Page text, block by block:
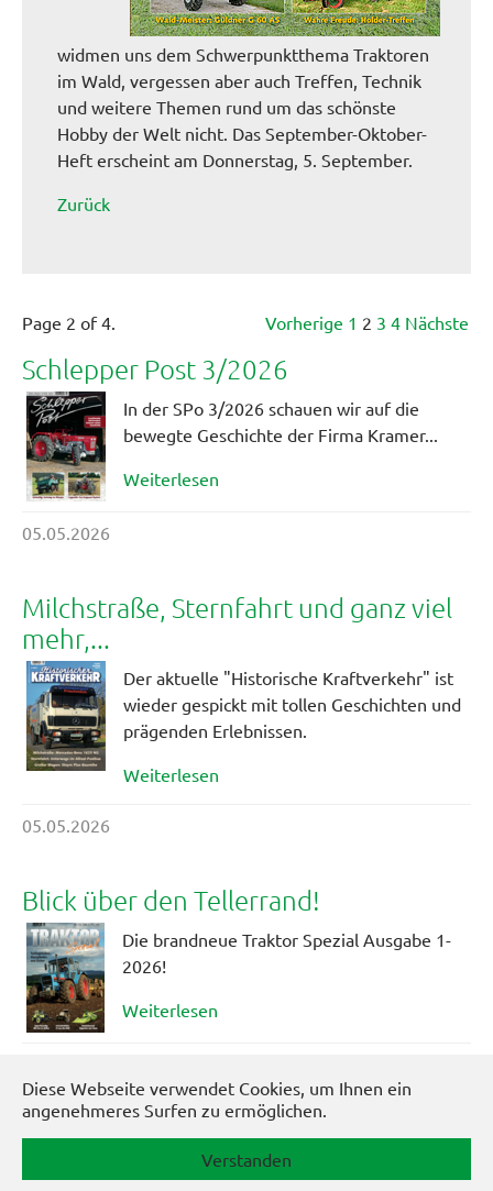
Diese Webseite verwendet Cookies, um Ihnen ein
angenehmeres Surfen zu ermöglichen.
Verstanden
widmen uns dem Schwerpunktthema Traktoren
im Wald, vergessen aber auch Treffen, Technik
und weitere Themen rund um das schönste
Hobby der Welt nicht. Das September-Oktober-
Heft erscheint am Donnerstag, 5. September.
Zurück
Page 2 of 4. Vorherige 1 2 3 4 Nächste
Schlepper Post 3/2026
In der SPo 3/2026 schauen wir auf die
bewegte Geschichte der Firma Kramer...
Weiterlesen
05.05.2026
Milchstraße, Sternfahrt und ganz viel
mehr,...
Der aktuelle "Historische Kraftverkehr" ist
wieder gespickt mit tollen Geschichten und
prägenden Erlebnissen.
Weiterlesen
05.05.2026
Blick über den Tellerrand!
Die brandneue Traktor Spezial Ausgabe 1-
2026!
Weiterlesen
Page 2 of 4. Vorherige 1 2 3 4 Nächste